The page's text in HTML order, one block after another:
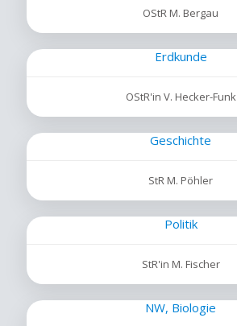
OStR M. Bergau
Erdkunde
OStR'in V. Hecker-Funk
Geschichte
StR M. Pöhler
Politik
StR'in M. Fischer
NW, Biologie